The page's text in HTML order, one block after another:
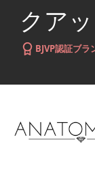
クア
BJVP認証ブラ